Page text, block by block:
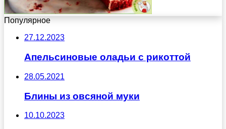
Популярное
27.12.2023
Апельсиновые оладьи с рикоттой
28.05.2021
Блины из овсяной муки
10.10.2023